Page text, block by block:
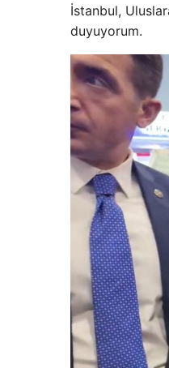
İstanbul,
duyuyorum.